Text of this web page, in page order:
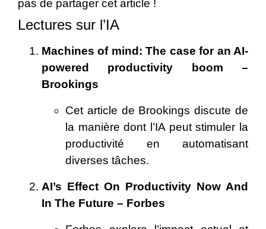
pas de partager cet article !
Lectures sur l’IA
Machines of mind: The case for an AI-
powered productivity boom –
Brookings
Cet article de Brookings discute de
la manière dont l’IA peut stimuler la
productivité en automatisant
diverses tâches.
AI’s Effect On Productivity Now And
In The Future – Forbes